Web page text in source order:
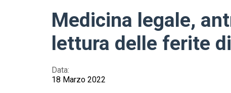
Medicina legale,
lettura delle ferite
Data:
18 Marzo 2022